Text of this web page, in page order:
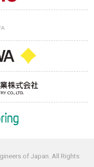
of Japan. All Rights